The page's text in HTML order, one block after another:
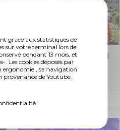
grâce aux statistiques de
sur votre terminal lors de
pendant 13 mois, et
Les cookies déposés par
, sa navigation
provenance de Youtube.
Jardin éphémère "Il
faut cultiver notre
jardin"